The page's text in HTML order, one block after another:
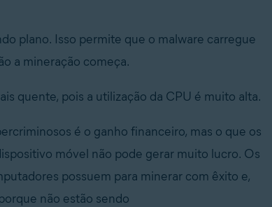
plano. Isso permite que o malware carregue
a mineração começa.
quente, pois a utilização da CPU é muito alta.
é o ganho financeiro, mas o que os
móvel não pode gerar muito lucro. Os
possuem para minerar com êxito e,
não estão sendo